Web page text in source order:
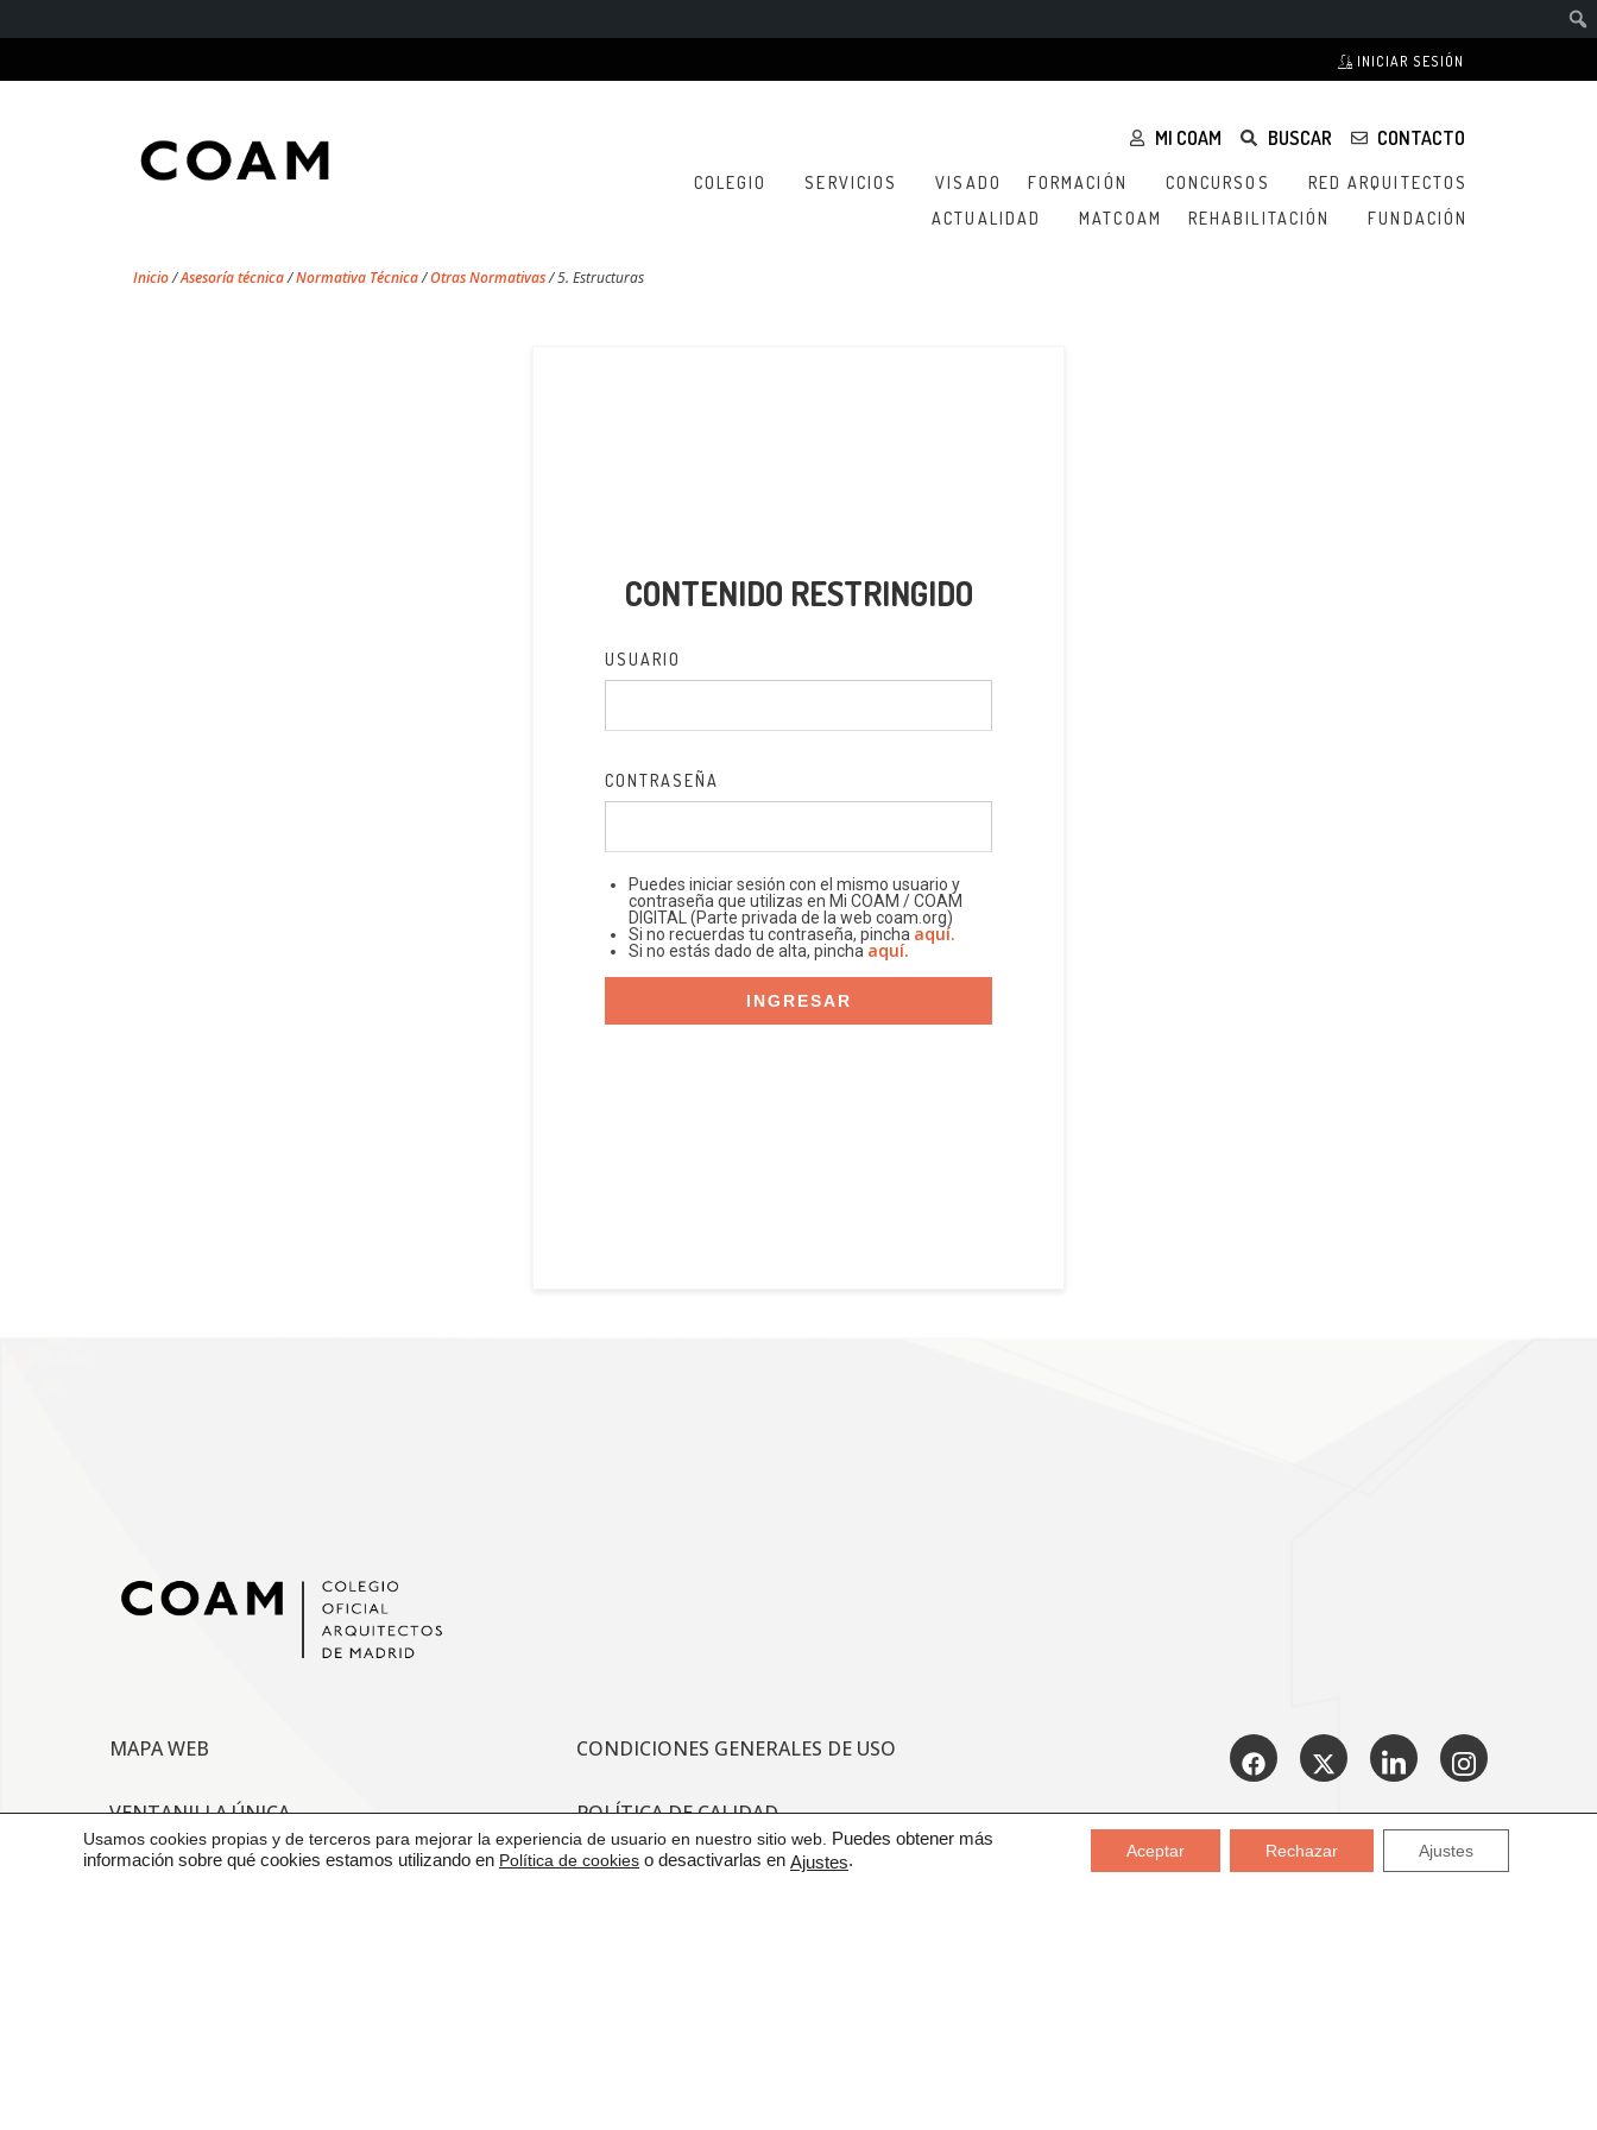
INICIAR SESIÓN
MI COAM BUSCAR CONTACTO
COLEGIO SERVICIOS VISADO FORMACIÓN CONCURSOS
RED ARQUITECTOS
ACTUALIDAD
MATCOAM REHABILITACIÓN FUNDACIÓN
Inicio/Asesoría técnica/Normativa Técnica/Otras Normativas/5. Estructuras
CONTENIDO RESTRINGIDO
USUARIO
CONTRASEÑA
Puedes iniciar sesión con el mismo usuario y
contraseña que utilizas en Mi COAM / COAM
DIGITAL (Parte privada de la web coam.org)
Si no recuerdas tu contraseña, pincha aquí.
Si no estás dado de alta, pincha aquí.
MAPA WEB
VENTANILLA ÚNICA
CONDICIONES GENERALES DE USO
POLÍTICA DE CALIDAD
PROTECCIÓN DE DATOS
Usamos cookies propias y de terceros para mejorar la experiencia de usuario en nuestro sitio web. Puedes obtener más
información sobre qué cookies estamos utilizando en Política de cookies o desactivarlas en Ajustes.
Aceptar Rechazar Ajustes